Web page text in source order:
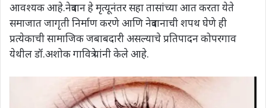
आवश्यक आहे.नेत्रदान हे मृत्यूनंतर सहा तासांच्या आत करता येते
समाजात जागृती निर्माण करणे आणि नेत्रदानाची शपथ घेणे ही
प्रत्येकाची सामाजिक जबाबदारी असल्याचे प्रतिपादन कोपरगाव
येथील डॉ.अशोक गावित्रे यांनी केले आहे.